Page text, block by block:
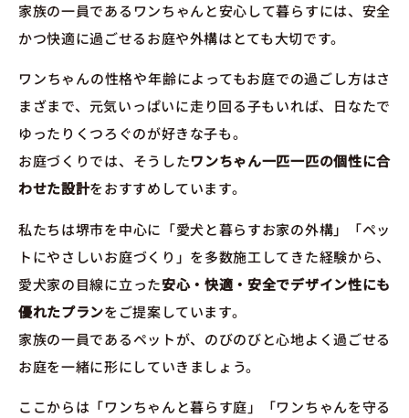
家族の一員であるワンちゃんと安心して暮らすには、安全
かつ快適に過ごせるお庭や外構はとても大切です。
ワンちゃんの性格や年齢によってもお庭での過ごし方はさ
まざまで、元気いっぱいに走り回る子もいれば、日なたで
ゆったりくつろぐのが好きな子も。
お庭づくりでは、そうしたワンちゃん一匹一匹の個性に合
わせた設計をおすすめしています。
私たちは堺市を中心に「愛犬と暮らすお家の外構」「ペッ
トにやさしいお庭づくり」を多数施工してきた経験から、
愛犬家の目線に立った安心・快適・安全でデザイン性にも
優れたプランをご提案しています。
家族の一員であるペットが、のびのびと心地よく過ごせる
お庭を一緒に形にしていきましょう。
ここからは「ワンちゃんと暮らす庭」「ワンちゃんを守る